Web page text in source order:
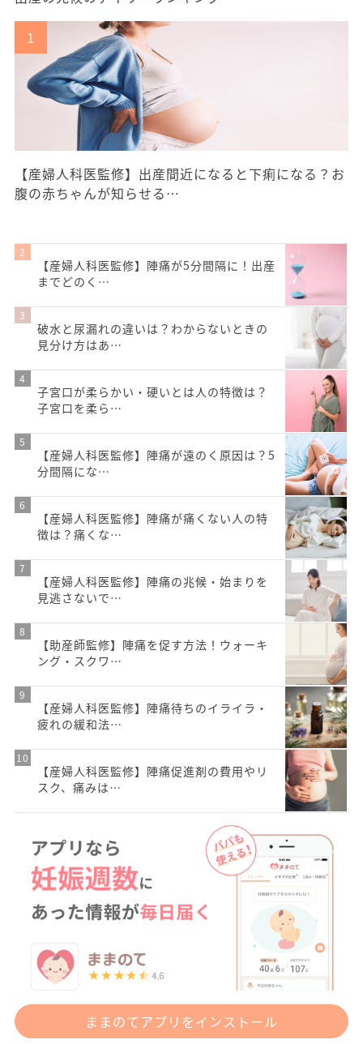
【産婦人科医監修】出産間近になると下痢になる？お
腹の赤ちゃんが知らせる…
【産婦人科医監修】陣痛が5分間隔に！出産
までどのく…
破水と尿漏れの違いは？わからないときの
見分け方はあ…
子宮口が柔らかい・硬いとは人の特徴は？
子宮口を柔ら…
【産婦人科医監修】陣痛が遠のく原因は？5
分間隔にな…
【産婦人科医監修】陣痛が痛くない人の特
徴は？痛くな…
【産婦人科医監修】陣痛の兆候・始まりを
見逃さないで…
【助産師監修】陣痛を促す方法！ウォーキ
ング・スクワ…
【産婦人科医監修】陣痛待ちのイライラ・
疲れの緩和法…
【産婦人科医監修】陣痛促進剤の費用やリ
スク、痛みは…
ままのてアプリをインストール